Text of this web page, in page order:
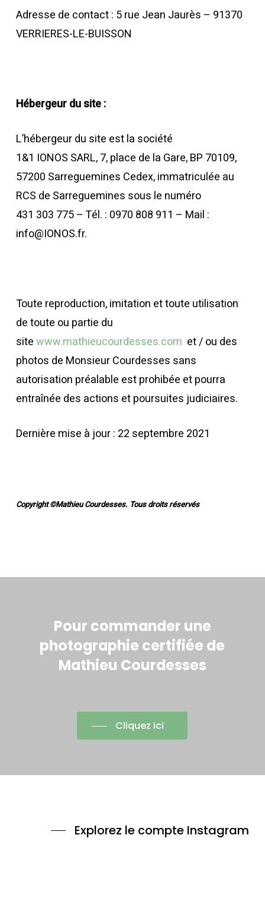
Adresse de contact : 5 rue Jean Jaurès – 91370
VERRIERES-LE-BUISSON
Hébergeur du site :
L’hébergeur du site est la société
1&1 IONOS SARL, 7, place de la Gare, BP 70109,
57200 Sarreguemines Cedex, immatriculée au
RCS de Sarreguemines sous le numéro
431 303 775 – Tél. : 0970 808 911 – Mail :
info@IONOS.fr.
Toute reproduction, imitation et toute utilisation
de toute ou partie du
sitewww.mathieucourdesses.com et / ou des
photos de Monsieur Courdesses sans
autorisation préalable est prohibée et pourra
entraînée des actions et poursuites judiciaires.
Dernière mise à jour : 22 septembre 2021
Copyright ©Mathieu Courdesses. Tous droits réservés
Pour commander une
photographie certifiée de
Mathieu Courdesses
Cliquez ici
Explorez le compte Instagram